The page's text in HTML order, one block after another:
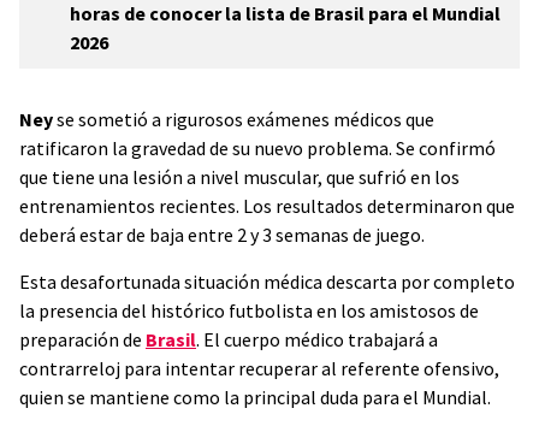
horas de conocer la lista de Brasil para el Mundial
2026
Neyse sometió a rigurosos exámenes médicos que
ratificaron la gravedad de su nuevo problema. Se confirmó
que tiene una lesión a nivel muscular, que sufrió en los
entrenamientos recientes. Los resultados determinaron que
deberá estar de baja entre 2 y 3 semanas de juego.
Esta desafortunada situación médica descarta por completo
la presencia del histórico futbolista en los amistosos de
preparación de Brasil. El cuerpo médico trabajará a
contrarreloj para intentar recuperar al referente ofensivo,
quien se mantiene como la principal duda para el Mundial.